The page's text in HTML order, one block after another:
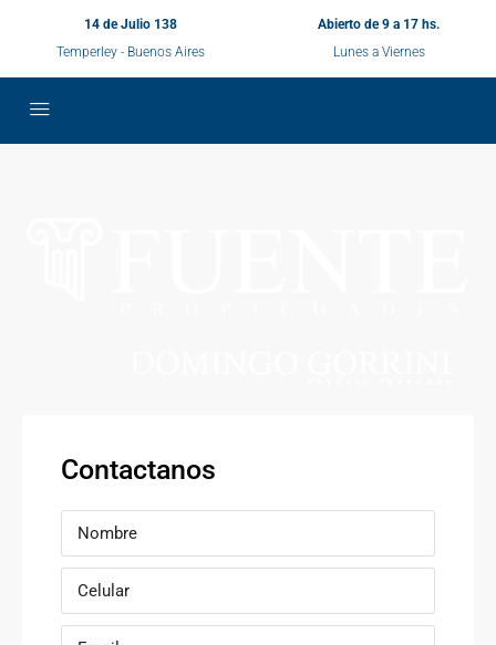
14 de Julio 138
Temperley - Buenos Aires
Abierto de 9 a 17 hs.
Lunes a Viernes
Contactanos